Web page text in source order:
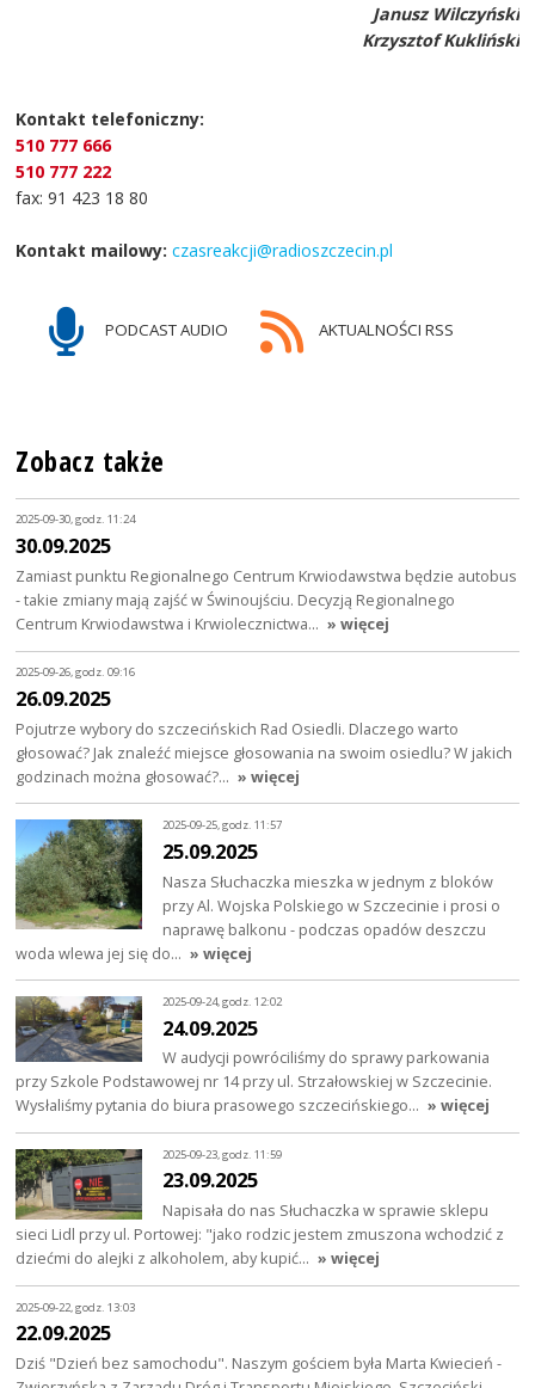
Janusz Wilczyński
Krzysztof Kukliński
Kontakt telefoniczny:
510 777 666
510 777 222
fax: 91 423 18 80
Kontakt mailowy: czasreakcji@radioszczecin.pl
PODCAST AUDIO AKTUALNOŚCI RSS
Zobacz także
2025-09-30, godz. 11:24
30.09.2025
Zamiast punktu Regionalnego Centrum Krwiodawstwa będzie autobus
- takie zmiany mają zajść w Świnoujściu. Decyzją Regionalnego
Centrum Krwiodawstwa i Krwiolecznictwa… » więcej
2025-09-26, godz. 09:16
26.09.2025
Pojutrze wybory do szczecińskich Rad Osiedli. Dlaczego warto
głosować? Jak znaleźć miejsce głosowania na swoim osiedlu? W jakich
godzinach można głosować?… » więcej
2025-09-25, godz. 11:57
25.09.2025
Nasza Słuchaczka mieszka w jednym z bloków
przy Al. Wojska Polskiego w Szczecinie i prosi o
naprawę balkonu - podczas opadów deszczu
woda wlewa jej się do… » więcej
2025-09-24, godz. 12:02
24.09.2025
W audycji powróciliśmy do sprawy parkowania
przy Szkole Podstawowej nr 14 przy ul. Strzałowskiej w Szczecinie.
Wysłaliśmy pytania do biura prasowego szczecińskiego… » więcej
2025-09-23, godz. 11:59
23.09.2025
Napisała do nas Słuchaczka w sprawie sklepu
sieci Lidl przy ul. Portowej: "jako rodzic jestem zmuszona wchodzić z
dziećmi do alejki z alkoholem, aby kupić… » więcej
2025-09-22, godz. 13:03
22.09.2025
Dziś "Dzień bez samochodu". Naszym gościem była Marta Kwiecień -